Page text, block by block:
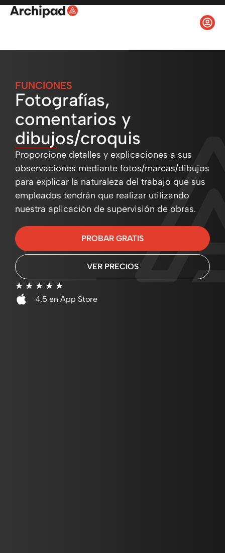
FUNCIONES
Fotografías,
comentarios y
dibujos/croquis
Proporcione detalles y explicaciones a sus
observaciones mediante fotos/marcas/dibujos
para explicar la naturaleza del trabajo que sus
empleados tendrán que realizar utilizando
nuestra aplicación de supervisión de obras.
PROBAR GRATIS
VER PRECIOS
☆ ☆ ☆ ☆ ☆
4,5 en App Store